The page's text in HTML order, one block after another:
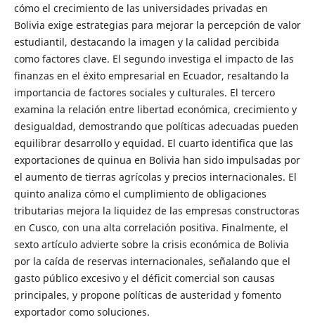
cómo el crecimiento de las universidades privadas en
Bolivia exige estrategias para mejorar la percepción de valor
estudiantil, destacando la imagen y la calidad percibida
como factores clave. El segundo investiga el impacto de las
finanzas en el éxito empresarial en Ecuador, resaltando la
importancia de factores sociales y culturales. El tercero
examina la relación entre libertad económica, crecimiento y
desigualdad, demostrando que políticas adecuadas pueden
equilibrar desarrollo y equidad. El cuarto identifica que las
exportaciones de quinua en Bolivia han sido impulsadas por
el aumento de tierras agrícolas y precios internacionales. El
quinto analiza cómo el cumplimiento de obligaciones
tributarias mejora la liquidez de las empresas constructoras
en Cusco, con una alta correlación positiva. Finalmente, el
sexto artículo advierte sobre la crisis económica de Bolivia
por la caída de reservas internacionales, señalando que el
gasto público excesivo y el déficit comercial son causas
principales, y propone políticas de austeridad y fomento
exportador como soluciones.